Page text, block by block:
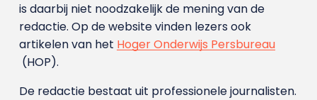
is daarbij niet noodzakelijk de mening van de
redactie. Op de website vinden lezers ook
artikelen van het Hoger Onderwijs Persbureau
(HOP).
De redactie bestaat uit professionele journalisten.